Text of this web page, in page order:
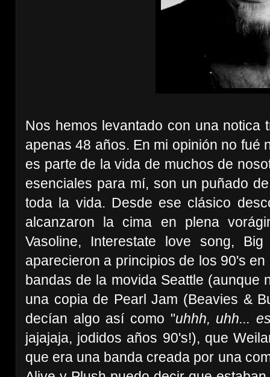
Nos hemos levantado con una notica
apenas 48 años. En mi opinión no fué
es parte de la vida de muchos de
esenciales para mí, son un puñado
toda la vida. Desde ese clásico
alcanzaron la cima en plena
Vasoline, Interestate love song,
aparecieron a principios de los 90's
bandas de la movida Seattle (aunque
una copia de Pearl Jam (Beavies &
decían algo así como "uhhh, uhh...
jajajaja, jodidos años 90's!), que
que era una banda creada por una